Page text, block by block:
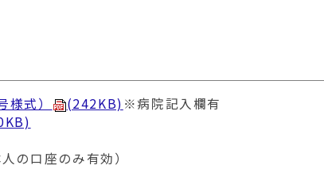
式） (242KB) ※病院記入欄有
の口座のみ有効）